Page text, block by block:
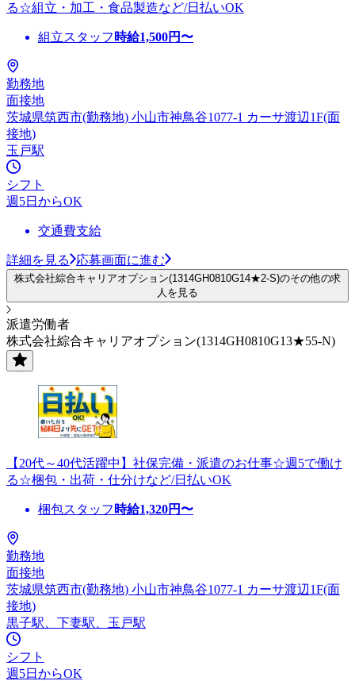
る☆組立・加工・食品製造など/日払いOK
組立スタッフ 時給1,500円〜
勤務地
面接地
茨城県筑西市(勤務地) 小山市神鳥谷1077-1 カーサ渡辺1F(面
接地)
玉戸駅
シフト
週5日からOK
交通費支給
詳細を見る 応募画面に進む
株式会社綜合キャリアオプション(1314GH0810G14★2-S)のその他の求
人を見る
派遣労働者
株式会社綜合キャリアオプション(1314GH0810G13★55-N)
【20代～40代活躍中】社保完備・派遣のお仕事☆週5で働け
る☆梱包・出荷・仕分けなど/日払いOK
梱包スタッフ 時給1,320円〜
勤務地
面接地
茨城県筑西市(勤務地) 小山市神鳥谷1077-1 カーサ渡辺1F(面
接地)
黒子駅、下妻駅、玉戸駅
シフト
週5日からOK